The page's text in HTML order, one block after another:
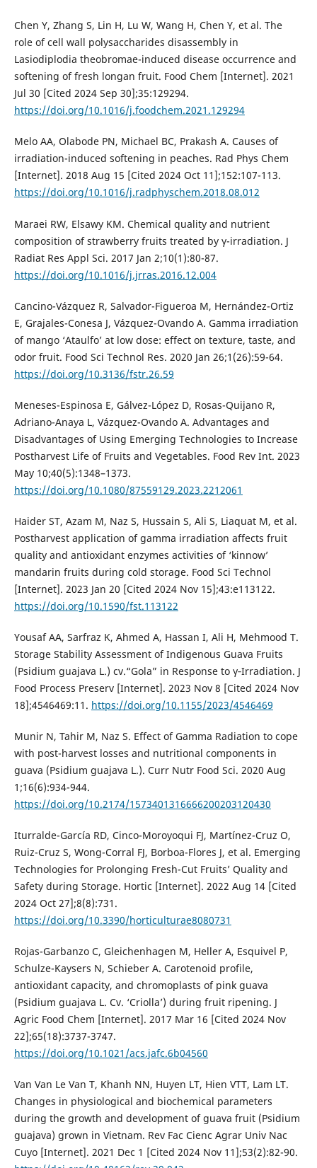
Chen Y, Zhang S, Lin H, Lu W, Wang H, Chen Y, et al. The
role of cell wall polysaccharides disassembly in
Lasiodiplodia theobromae-induced disease occurrence and
softening of fresh longan fruit. Food Chem [Internet]. 2021
Jul 30 [Cited 2024 Sep 30];35:129294.
https://doi.org/10.1016/j.foodchem.2021.129294
Melo AA, Olabode PN, Michael BC, Prakash A. Causes of
irradiation-induced softening in peaches. Rad Phys Chem
[Internet]. 2018 Aug 15 [Cited 2024 Oct 11];152:107-113.
https://doi.org/10.1016/j.radphyschem.2018.08.012
Maraei RW, Elsawy KM. Chemical quality and nutrient
composition of strawberry fruits treated by γ-irradiation. J
Radiat Res Appl Sci. 2017 Jan 2;10(1):80-87.
https://doi.org/10.1016/j.jrras.2016.12.004
Cancino-Vázquez R, Salvador-Figueroa M, Hernández-Ortiz
E, Grajales-Conesa J, Vázquez-Ovando A. Gamma irradiation
of mango ‘Ataulfo’ at low dose: effect on texture, taste, and
odor fruit. Food Sci Technol Res. 2020 Jan 26;1(26):59-64.
https://doi.org/10.3136/fstr.26.59
Meneses-Espinosa E, Gálvez-López D, Rosas-Quijano R,
Adriano-Anaya L, Vázquez-Ovando A. Advantages and
Disadvantages of Using Emerging Technologies to Increase
Postharvest Life of Fruits and Vegetables. Food Rev Int. 2023
May 10;40(5):1348–1373.
https://doi.org/10.1080/87559129.2023.2212061
Haider ST, Azam M, Naz S, Hussain S, Ali S, Liaquat M, et al.
Postharvest application of gamma irradiation affects fruit
quality and antioxidant enzymes activities of ‘kinnow’
mandarin fruits during cold storage. Food Sci Technol
[Internet]. 2023 Jan 20 [Cited 2024 Nov 15];43:e113122.
https://doi.org/10.1590/fst.113122
Yousaf AA, Sarfraz K, Ahmed A, Hassan I, Ali H, Mehmood T.
Storage Stability Assessment of Indigenous Guava Fruits
(Psidium guajava L.) cv.“Gola” in Response to γ‐Irradiation. J
Food Process Preserv [Internet]. 2023 Nov 8 [Cited 2024 Nov
18];4546469:11. https://doi.org/10.1155/2023/4546469
Munir N, Tahir M, Naz S. Effect of Gamma Radiation to cope
with post-harvest losses and nutritional components in
guava (Psidium guajava L.). Curr Nutr Food Sci. 2020 Aug
1;16(6):934-944.
https://doi.org/10.2174/1573401316666200203120430
Iturralde-García RD, Cinco-Moroyoqui FJ, Martínez-Cruz O,
Ruiz-Cruz S, Wong-Corral FJ, Borboa-Flores J, et al. Emerging
Technologies for Prolonging Fresh-Cut Fruits’ Quality and
Safety during Storage. Hortic [Internet]. 2022 Aug 14 [Cited
2024 Oct 27];8(8):731.
https://doi.org/10.3390/horticulturae8080731
Rojas-Garbanzo C, Gleichenhagen M, Heller A, Esquivel P,
Schulze-Kaysers N, Schieber A. Carotenoid profile,
antioxidant capacity, and chromoplasts of pink guava
(Psidium guajava L. Cv. ‘Criolla’) during fruit ripening. J
Agric Food Chem [Internet]. 2017 Mar 16 [Cited 2024 Nov
22];65(18):3737-3747.
https://doi.org/10.1021/acs.jafc.6b04560
Van Van Le Van T, Khanh NN, Huyen LT, Hien VTT, Lam LT.
Changes in physiological and biochemical parameters
during the growth and development of guava fruit (Psidium
guajava) grown in Vietnam. Rev Fac Cienc Agrar Univ Nac
Cuyo [Internet]. 2021 Dec 1 [Cited 2024 Nov 11];53(2):82-90.